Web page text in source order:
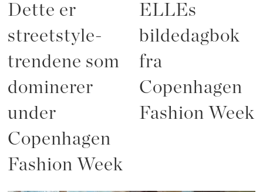
Dette er
streetstyle-
trendene som
dominerer
under
Copenhagen
Fashion Week
ELLEs
bildedagbok
fra
Copenhagen
Fashion Week